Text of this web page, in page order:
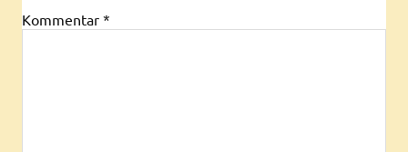
Kommentar *